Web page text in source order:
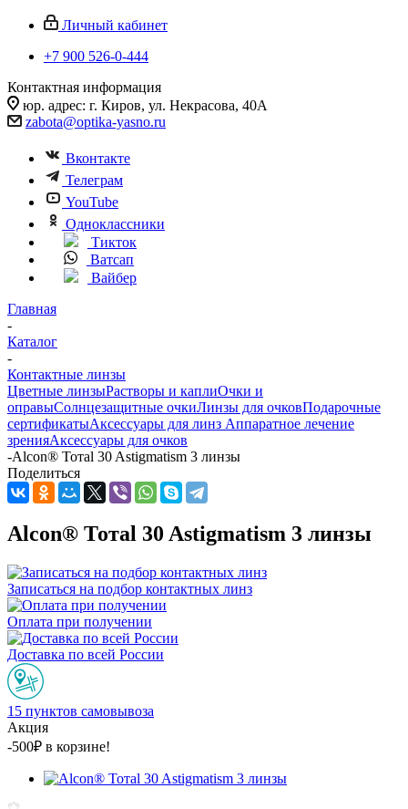
Личный кабинет
+7 900 526-0-444
Контактная информация
юр. адрес: г. Киров, ул. Некрасова, 40А
zabota@optika-yasno.ru
Вконтакте
Телеграм
YouTube
Одноклассники
Тикток
Ватсап
Вайбер
Главная
-
Каталог
-
Контактные линзы
Цветные линзыРастворы и каплиОчки и
оправыСолнцезащитные очкиЛинзы для очковПодарочные
сертификатыАксессуары для линз Аппаратное лечение
зренияАксессуары для очков
-Alcon® Тотаl 30 Astigmatism 3 линзы
Поделиться
Alcon® Тотаl 30 Astigmatism 3 линзы
Записаться на подбор контактных линз
Оплата при получении
Доставка по всей России
15 пунктов самовывоза
Акция
-500₽ в корзине!